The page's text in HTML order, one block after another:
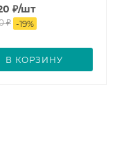
₽/шт
₽ -19%
В КОРЗИНУ